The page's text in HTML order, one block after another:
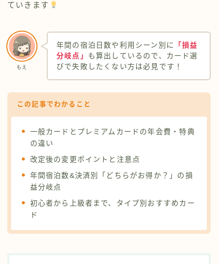
ていきます
もえ
年間の宿泊日数や利用シーン別に
「損益
分岐点」 も算出しているので、カード選
びで失敗したくない方は必見です！
この記事でわかること
一般カードとプレミアムカードの年会費・特典
の違い
改定後の変更ポイントと注意点
年間宿泊数&決済別「どちらがお得か？」の損
益分岐点
初心者から上級者まで、タイプ別おすすめカー
ド